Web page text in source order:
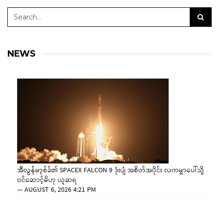
NEWS
အီလွန်မာ့စ်ခ်၏ SPACEX FALCON 9 ဒုံးပျံ အစိတ်အပိုင်း လကမ္ဘာပေါ်သို့
ဝင်ဆောင့်မိဟု ယူဆရ
—AUGUST 6, 2026 4:21 PM